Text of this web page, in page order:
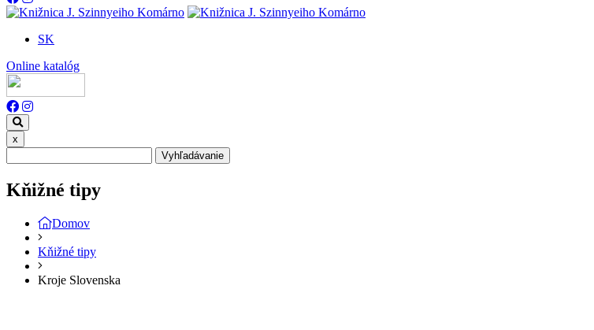
SK
Online katalóg
x
Vyhľadávanie
Kňižné tipy
Domov
Kňižné tipy
Kroje Slovenska